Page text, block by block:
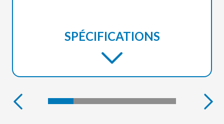
SPÉCIFICATIONS